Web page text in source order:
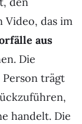
das im
aus
Die
Person trägt
handelt. Die